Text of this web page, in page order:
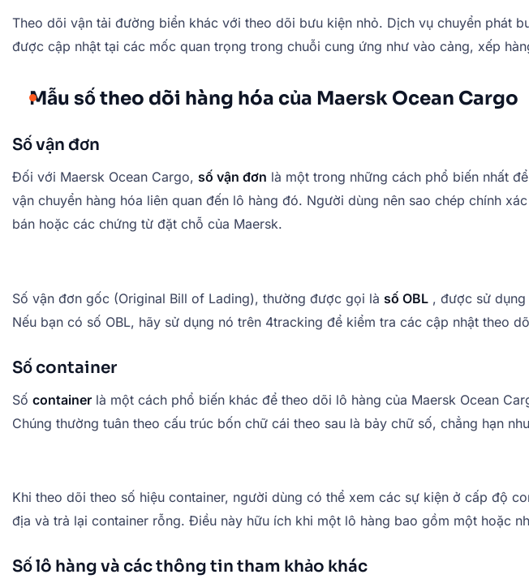
Theo dõi vận tải đường biển khác với theo dõi bưu kiện nhỏ. Dịch vụ chuyển phát
được cập nhật tại các mốc quan trọng trong chuỗi cung ứng như vào cảng, xếp
Mẫu số theo dõi hàng hóa của Maersk Ocean Cargo
Số vận đơn
Đối với Maersk Ocean Cargo, số vận đơn là một trong những cách phổ biến nhất
vận chuyển hàng hóa liên quan đến lô hàng đó. Người dùng nên sao chép chính
bán hoặc các chứng từ đặt chỗ của Maersk.
Số vận đơn gốc (Original Bill of Lading), thường được gọi là số OBL , được sử
Nếu bạn có số OBL, hãy sử dụng nó trên 4tracking để kiểm tra các cập nhật theo
Số container
Số container là một cách phổ biến khác để theo dõi lô hàng của Maersk Ocean
Chúng thường tuân theo cấu trúc bốn chữ cái theo sau là bảy chữ số, chẳng hạn
Khi theo dõi theo số hiệu container, người dùng có thể xem các sự kiện ở cấp độ
địa và trả lại container rỗng. Điều này hữu ích khi một lô hàng bao gồm một hoặc
Số lô hàng và các thông tin tham khảo khác